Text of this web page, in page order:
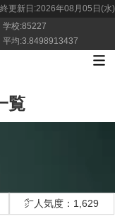
更新日:2026年08月05日(水)
学校:85227
平均:3.8498913437
覧
㌻人気度：1,629